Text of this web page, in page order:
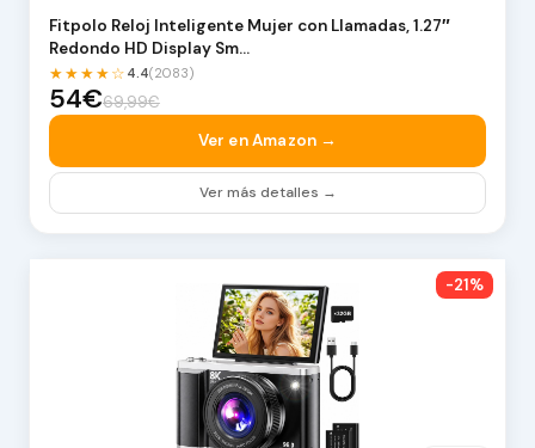
Fitpolo Reloj Inteligente Mujer con Llamadas, 1.27″
Redondo HD Display Sm…
★★★★☆ 4.4(2083)
54€69,99€
Ver en Amazon →
Ver más detalles →
-21%